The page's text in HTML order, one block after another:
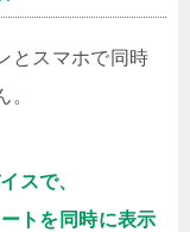
とスマホで同時
スで、
トを同時に表示